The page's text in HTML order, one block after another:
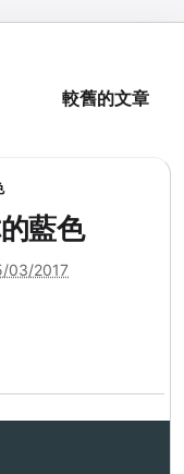
較舊的文章
藍色
03/2017